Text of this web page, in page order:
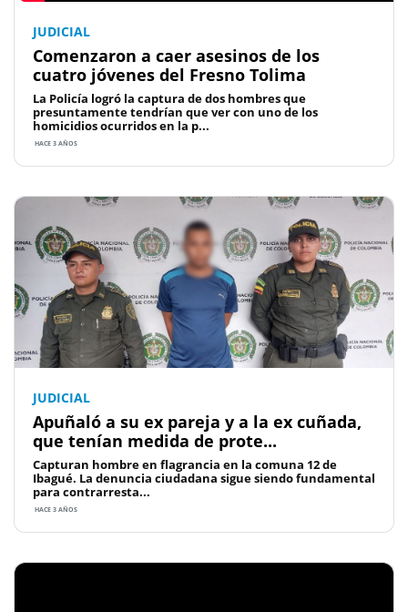
JUDICIAL
Comenzaron a caer asesinos de los
cuatro jóvenes del Fresno Tolima
La Policía logró la captura de dos hombres que
presuntamente tendrían que ver con uno de los
homicidios ocurridos en la p...
HACE 3 AÑOS
JUDICIAL
Apuñaló a su ex pareja y a la ex cuñada,
que tenían medida de prote...
Capturan hombre en flagrancia en la comuna 12 de
Ibagué. La denuncia ciudadana sigue siendo fundamental
para contrarresta...
HACE 3 AÑOS